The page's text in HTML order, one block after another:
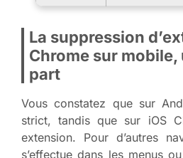
La suppression
Chrome sur mobile,
part
Vous constatez que sur
strict, tandis que sur iOS
extension. Pour d’autres
s’effectue dans les menus